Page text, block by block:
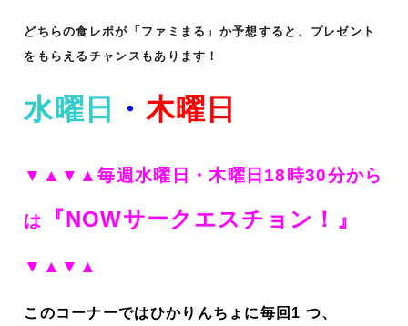
どちらの食レポが「ファミまる」か予想すると、プレゼント
をもらえるチャンスもあります！
水曜日 ・ 木曜日
▼▲▼▲毎週水曜日・木曜日18時30分から
は 『NOWサークエスチョン！ 』
▼▲▼▲
このコーナーではひかりんちょに毎回1 つ、